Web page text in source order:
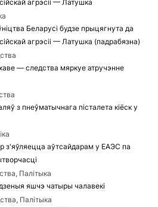
агрэсіі — Латушка
Беларусі будзе прыцягнута да
агрэсіі — Латушка (падрабязна)
— следства мяркуе атручэнне
з пнеўматычнага пісталета кіёск у
з'яўляецца аўтсайдарам у ЕАЭС па
Палітыка
яшчэ чатыры чалавекі
Палітыка